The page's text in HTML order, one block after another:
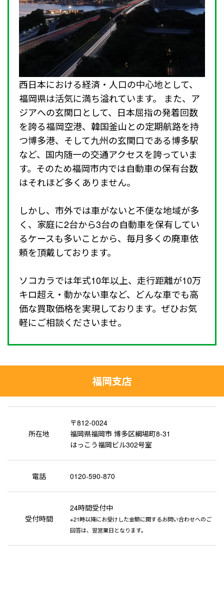
西日本における経済・人口の中心地として、
福岡県は活気に満ち溢れています。 また、ア
ジアへの玄関口として、日本屈指の発着回数
を誇る福岡空港、韓国釜山との定期航路を持
つ博多港、そして九州の玄関口である博多駅
など、国内随一の交通アクセスを誇っていま
す。そのため福岡市内では自動車の保有台数
はそれほど多くありません。
しかし、市外では車がないと不便な地域が多
く、家庭に2台から3台の自動車を保有してい
るケースも多いことから、毎月多くの廃車依
頼を頂戴しております。
ソコカラでは年式10年以上、走行距離が10万
キロ超え・動かない車など、どんな車でも高
価な買取価格を実現しております。ぜひお気
軽にご相談くださいませ。
福岡支店
所在地
〒812-0024
福岡県福岡市 博多区綱場町8-31
はっこう福岡ビル302号室
電話 0120-590-870
受付時間
24時間受付中
※21時以降にお受けした金額に関するお問い合わせへのご
回答は、翌営業日となります。